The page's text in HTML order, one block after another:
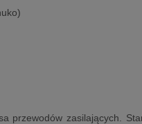
przewodów zasilających.